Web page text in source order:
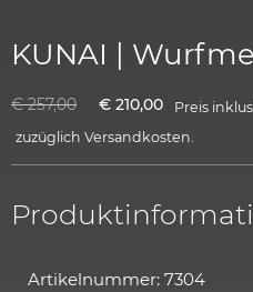
KUNAI |
€257,00 € 210,00
Preis
zuzüglich Versandkosten.
Artikelnummer: 7304